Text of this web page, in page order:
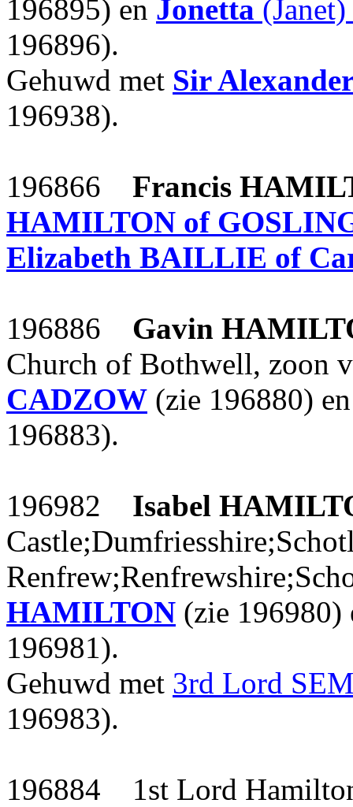
196895) en Jonetta (Janet)
196896).
Gehuwd met Sir
196938).
196866 Francis
HAMILTON of
Elizabeth BAILLIE of
196886 Gavin
Church of Bothwell, zoon
CADZOW (zie 196880)
196883).
196982 Isabel
HAMILTON (zie
196981).
Gehuwd met 3rd Lord
196983).
196884 1st Lord